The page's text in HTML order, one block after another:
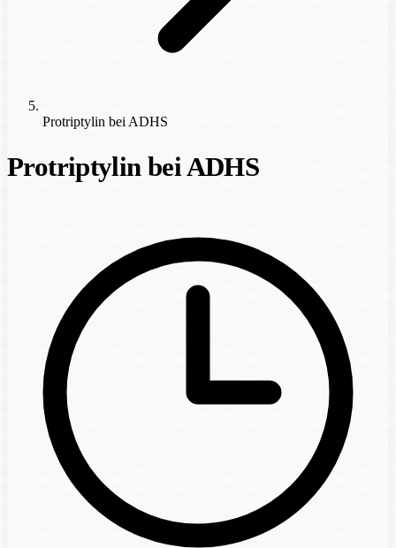
Protriptylin bei ADHS
Protriptylin bei ADHS